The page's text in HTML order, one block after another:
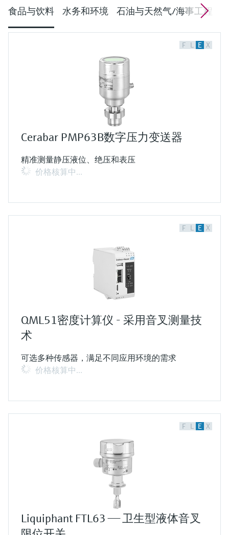
食品与饮料 水务和环境 石油与天然气/海事工程
F L E X
Cerabar PMP63B数字压力变送器
精准测量静压液位、绝压和表压
价格核算中…
F L E X
QML51密度计算仪 - 采用音叉测量技
术
可选多种传感器，满足不同应用环境的需求
价格核算中…
F L E X
Liquiphant FTL63 —— 卫生型液体音叉